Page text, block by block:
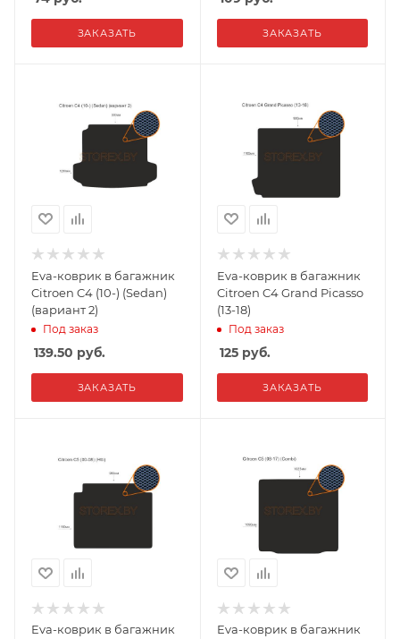
ЗАКАЗАТЬ ЗАКАЗАТЬ
Eva-коврик в багажник
Citroen C4 (10-) (Sedan)
(вариант 2)
Под заказ
139.50 руб.
ЗАКАЗАТЬ
Eva-коврик в багажник
Citroen C4 Grand Picasso
(13-18)
Под заказ
125руб.
ЗАКАЗАТЬ
Eva-коврик в багажник
Eva-коврик в багажник